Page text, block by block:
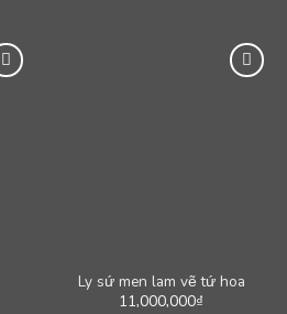
Ly sứ men lam vẽ tứ hoa
11,000,000₫